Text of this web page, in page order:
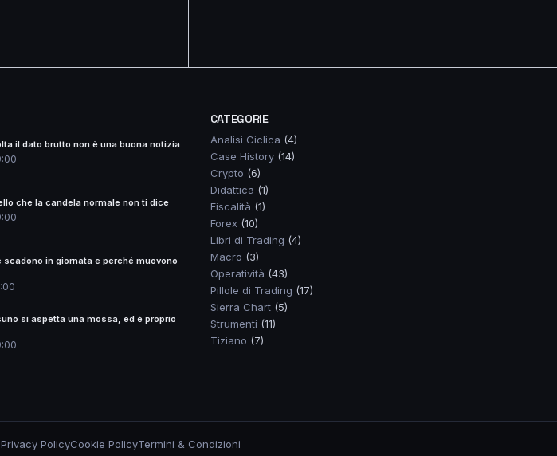
il dato brutto non è una buona notizia
che la candela normale non ti dice
scadono in giornata e perché muovono
si aspetta una mossa, ed è proprio
CATEGORIE
Analisi Ciclica (4)
Case History(14)
Crypto (6)
Didattica (1)
Fiscalità (1)
Forex(10)
Libri di Trading (4)
Macro (3)
Operatività (43)
Pillole di Trading (17)
Sierra Chart(5)
Strumenti (11)
Tiziano (7)
Privacy PolicyCookie PolicyTermini & Condizioni